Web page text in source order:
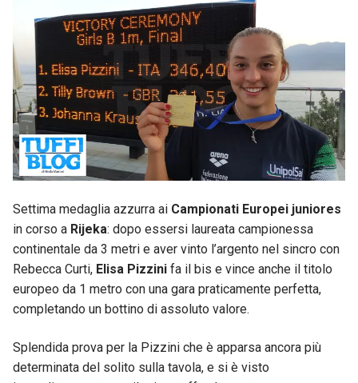
Settima medaglia azzurra ai Campionati Europei juniores
in corso a Rijeka: dopo essersi laureata campionessa
continentale da 3 metri e aver vinto l’argento nel sincro con
Rebecca Curti, Elisa Pizzini fa il bis e vince anche il titolo
europeo da 1 metro con una gara praticamente perfetta,
completando un bottino di assoluto valore.
Splendida prova per la Pizzini che è apparsa ancora più
determinata del solito sulla tavola, e si è visto